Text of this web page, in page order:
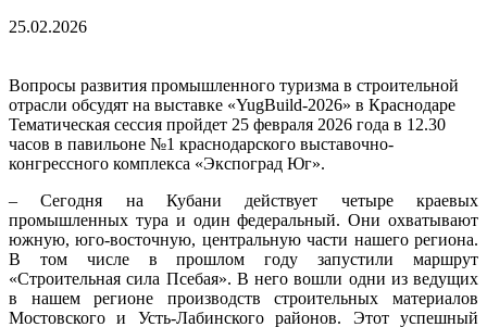
25.02.2026
Вопросы развития промышленного туризма в строительной
отрасли обсудят на выставке «YugBuild-2026» в Краснодаре
Тематическая сессия пройдет 25 февраля 2026 года в 12.30
часов в павильоне №1 краснодарского выставочно-
конгрессного комплекса «Экспоград Юг».
– Сегодня на Кубани действует четыре краевых
промышленных тура и один федеральный. Они охватывают
южную, юго-восточную, центральную части нашего региона.
В том числе в прошлом году запустили маршрут
«Строительная сила Псебая». В него вошли одни из ведущих
в нашем регионе производств строительных материалов
Мостовского и Усть-Лабинского районов. Этот успешный